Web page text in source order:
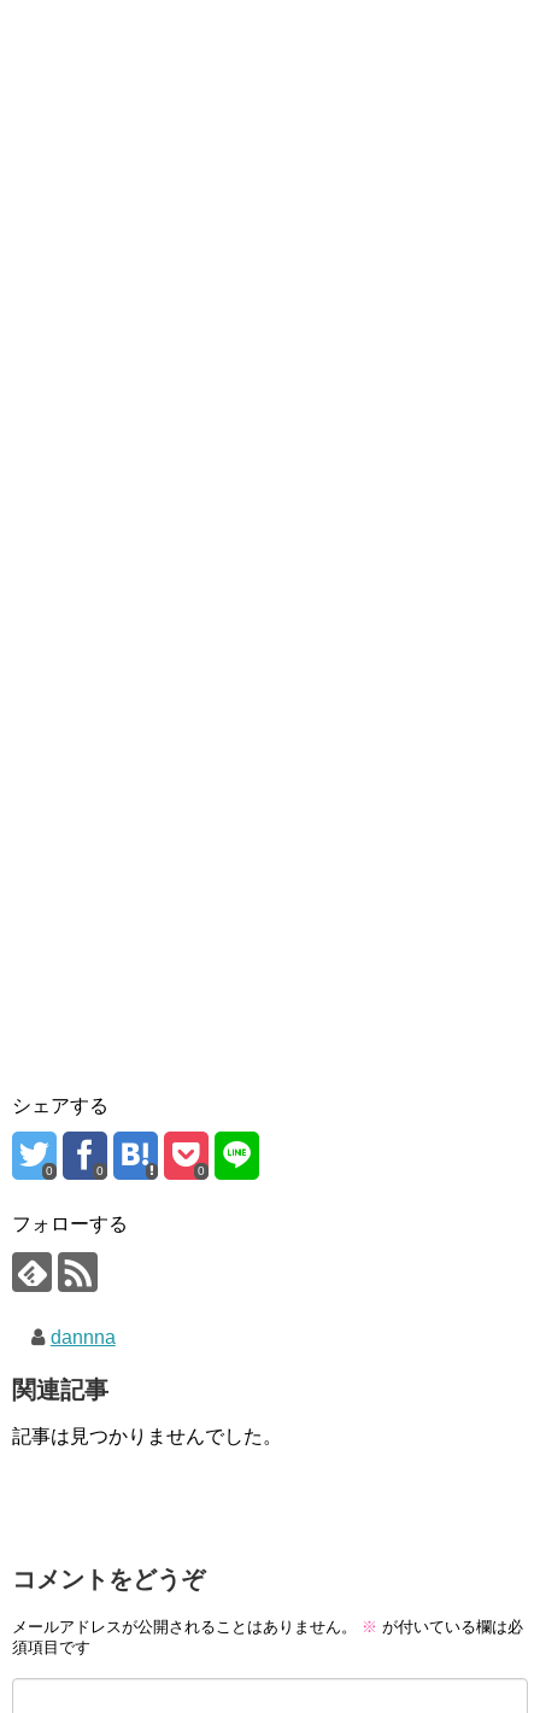
シェアする
0 0 0
フォローする
dannna
関連記事
記事は見つかりませんでした。
コメントをどうぞ
メールアドレスが公開されることはありません。 ※ が付いている欄は必
須項目です